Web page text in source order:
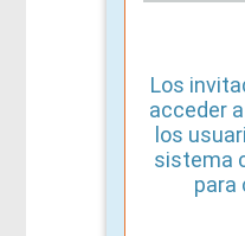
Los
acceder
los
sistema
para